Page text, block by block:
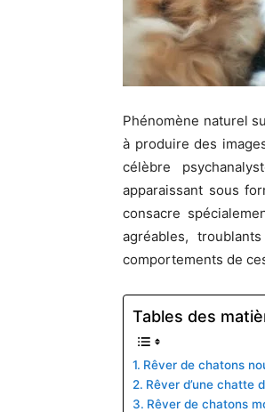
Phénomène naturel
à produire des
célèbre
apparaissant sous
consacre
agréables,
comportements de
Tables des
Rêver de chatons
Rêver d’une chatte
Rêver de chatons